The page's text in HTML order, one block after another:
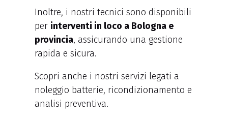
Inoltre, i nostri tecnici sono disponibili
per interventi in loco a Bologna e
provincia, assicurando una gestione
rapida e sicura.
Scopri anche i nostri servizi legati a
noleggio batterie, ricondizionamento e
analisi preventiva.